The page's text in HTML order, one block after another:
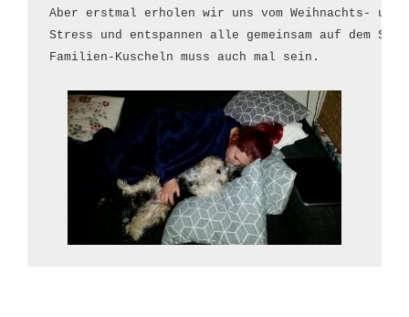
Aber erstmal erholen wir uns vom Weihnachts-
Stress und entspannen alle gemeinsam auf dem
Familien-Kuscheln muss auch mal sein.